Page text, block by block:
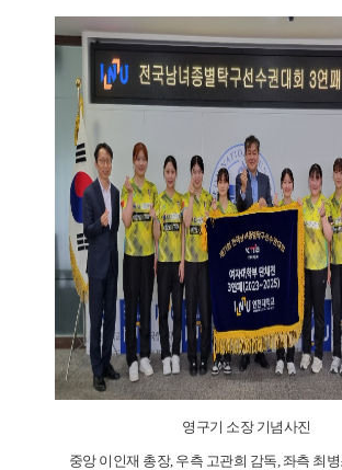
영구기 소장 기념사진
중앙 이인재 총장, 우측 고관희 감독, 좌측 최